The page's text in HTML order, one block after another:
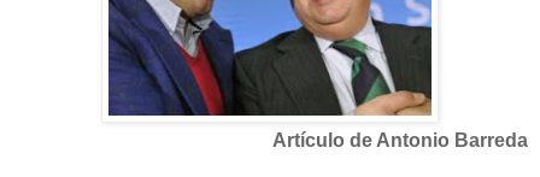
Artículo de Antonio Barreda